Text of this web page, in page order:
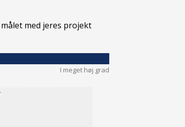
med jeres projekt
I meget høj grad